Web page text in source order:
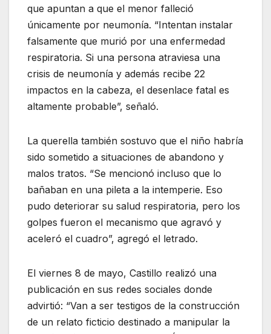
que apuntan a que el menor falleció
únicamente por neumonía. “Intentan instalar
falsamente que murió por una enfermedad
respiratoria. Si una persona atraviesa una
crisis de neumonía y además recibe 22
impactos en la cabeza, el desenlace fatal es
altamente probable”, señaló.
La querella también sostuvo que el niño habría
sido sometido a situaciones de abandono y
malos tratos. “Se mencionó incluso que lo
bañaban en una pileta a la intemperie. Eso
pudo deteriorar su salud respiratoria, pero los
golpes fueron el mecanismo que agravó y
aceleró el cuadro”, agregó el letrado.
El viernes 8 de mayo, Castillo realizó una
publicación en sus redes sociales donde
advirtió: “Van a ser testigos de la construcción
de un relato ficticio destinado a manipular la